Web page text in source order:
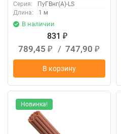
Серия:
ПуГВнг(А)-LS
Длина:
1 м
В наличии
831 ₽
789,45 ₽ / 747,90 ₽
В корзину
Новинка!